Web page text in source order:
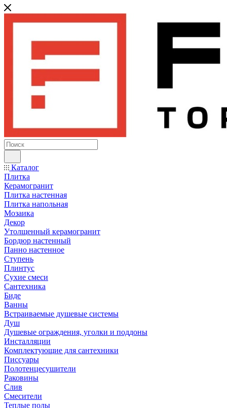
Каталог
Плитка
Керамогранит
Плитка настенная
Плитка напольная
Мозаика
Декор
Утолщенный керамогранит
Бордюр настенный
Панно настенное
Ступень
Плинтус
Сухие смеси
Сантехника
Биде
Ванны
Встраиваемые душевые системы
Душ
Душевые ограждения, уголки и поддоны
Инсталляции
Комплектующие для сантехники
Писсуары
Полотенцесушители
Раковины
Слив
Смесители
Теплые полы